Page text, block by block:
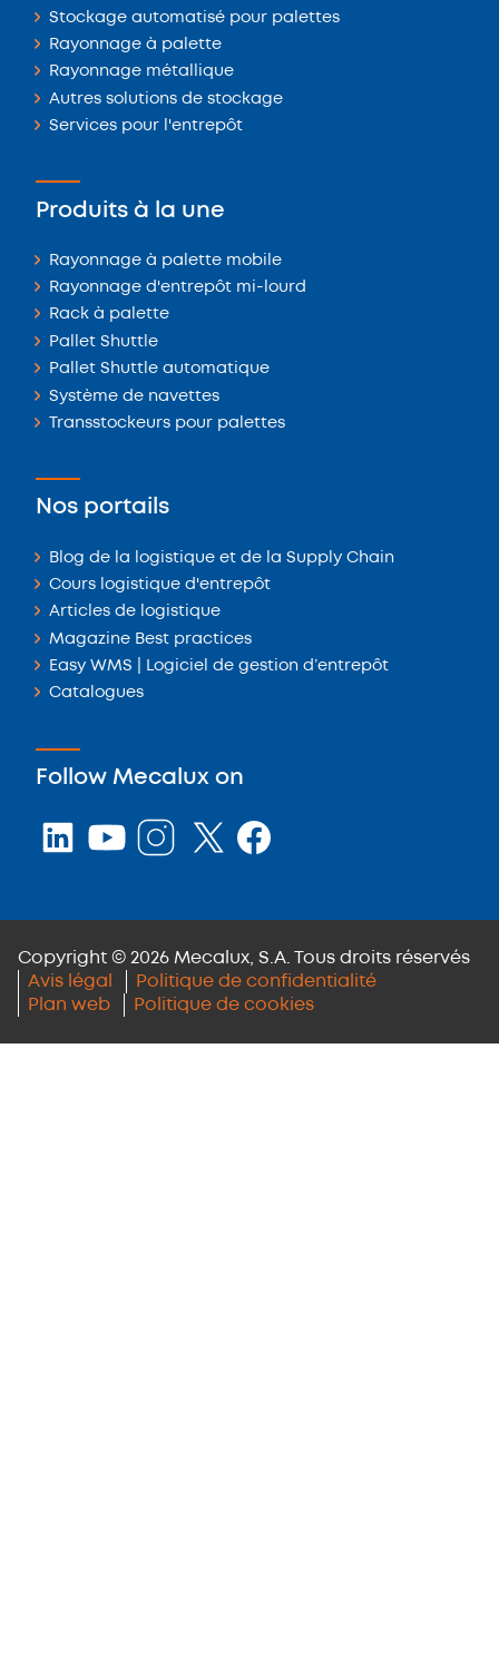
Stockage automatisé pour palettes
Rayonnage à palette
Rayonnage métallique
Autres solutions de stockage
Services pour l'entrepôt
Produits à la une
Rayonnage à palette mobile
Rayonnage d'entrepôt mi-lourd
Rack à palette
Pallet Shuttle
Pallet Shuttle automatique
Système de navettes
Transstockeurs pour palettes
Nos portails
Blog de la logistique et de la Supply Chain
Cours logistique d'entrepôt
Articles de logistique
Magazine Best practices
Easy WMS | Logiciel de gestion d’entrepôt
Catalogues
Follow Mecalux on
Copyright © 2026 Mecalux, S.A. Tous droits réservés
Avis légal
Politique de confidentialité
Plan web
Politique de cookies